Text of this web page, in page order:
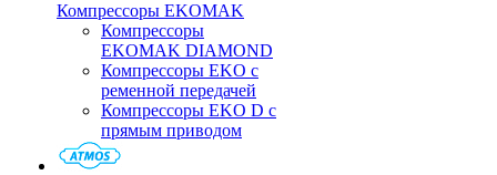
Компрессоры EKOMAK
Компрессоры
EKOMAK DIAMOND
Компрессоры EKO c
ременной передачей
Компрессоры EKO D с
прямым приводом